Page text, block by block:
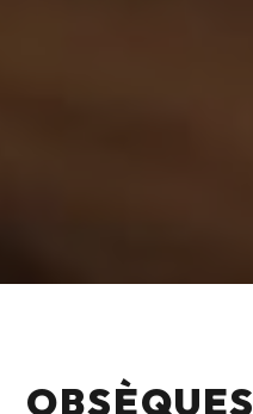
OBSÈQUES